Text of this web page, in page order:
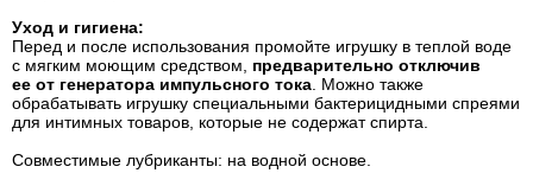
Уход и гигиена:
Перед и после использования промойте игрушку в теплой воде
с мягким моющим средством, предварительно отключив
ее от генератора импульсного тока . Можно также
обрабатывать игрушку специальными бактерицидными спреями
для интимных товаров, которые не содержат спирта.
Совместимые лубриканты: на водной основе.